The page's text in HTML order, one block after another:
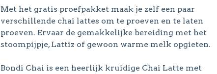
Met het gratis proefpakket maak je zelf een paar
verschillende chai lattes om te proeven en te laten
proeven. Ervaar de gemakkelijke bereiding met het
stoompijpje, Lattiz of gewoon warme melk opgieten.
Bondi Chai is een heerlijk kruidige Chai Latte met